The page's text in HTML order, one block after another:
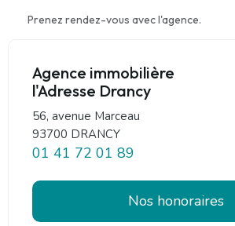
Prenez rendez-vous avec l'agence.
Agence immobilière
l'Adresse Drancy
56, avenue Marceau
93700 DRANCY
01 41 72 01 89
Nos honoraires